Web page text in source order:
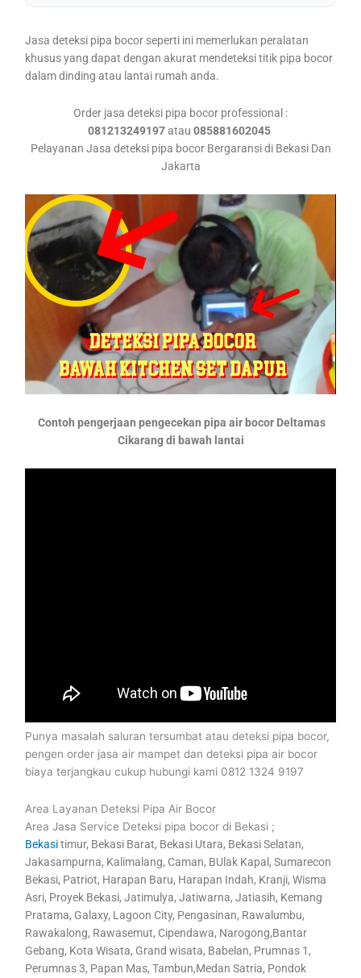
Jasa deteksi pipa bocor seperti ini memerlukan peralatan
khusus yang dapat dengan akurat mendeteksi titik pipa bocor
dalam dinding atau lantai rumah anda.
Order jasa deteksi pipa bocor professional :
081213249197atau 085881602045
Pelayanan Jasa deteksi pipa bocor Bergaransi di Bekasi Dan
Jakarta
Contoh pengerjaan pengecekan pipa air bocor Deltamas
Cikarang di bawah lantai
Punya masalah saluran tersumbat atau deteksi pipa bocor,
pengen order jasa air mampet dan deteksi pipa air bocor
biaya terjangkau cukup hubungi kami 0812 1324 9197
Area Layanan Deteksi Pipa Air Bocor
Area Jasa Service Deteksi pipa bocor di Bekasi ;
Bekasitimur, Bekasi Barat, Bekasi Utara, Bekasi Selatan,
Jakasampurna, Kalimalang, Caman, BUlak Kapal, Sumarecon
Bekasi, Patriot, Harapan Baru, Harapan Indah, Kranji, Wisma
Asri, Proyek Bekasi, Jatimulya, Jatiwarna, Jatiasih, Kemang
Pratama, Galaxy, Lagoon City, Pengasinan, Rawalumbu,
Rawakalong, Rawasemut, Cipendawa, Narogong,Bantar
Gebang, Kota Wisata, Grand wisata, Babelan, Prumnas 1,
Perumnas 3, Papan Mas, Tambun,Medan Satria, Pondok